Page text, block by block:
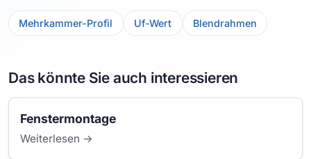
Mehrkammer-Profil Uf-Wert Blendrahmen
Das könnte Sie auch interessieren
Fenstermontage
Weiterlesen →